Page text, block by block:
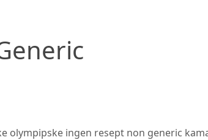
olympipske ingen resept non generic